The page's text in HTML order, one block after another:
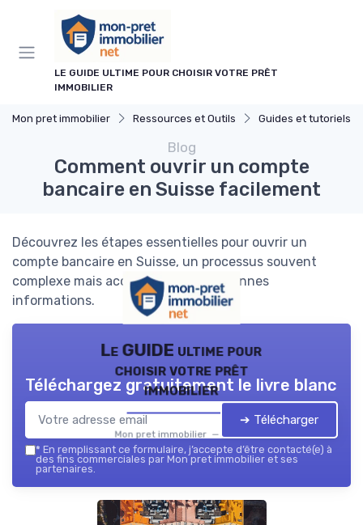
LE GUIDE ULTIME POUR CHOISIR VOTRE PRÊT
IMMOBILIER
Mon pret immobilier Ressources et Outils Guides et tutoriels
Blog
Comment ouvrir un compte
bancaire en Suisse facilement
Découvrez les étapes essentielles pour ouvrir un
compte bancaire en Suisse, un processus souvent
complexe mais accessible avec les bonnes
informations.
Le GUIDE ultime pour
choisir votre prêt
immobilier
Mon pret immobilier — 2026
Téléchargez gratuitement le livre blanc
➔ Télécharger
* En remplissant ce formulaire, j’accepte d’être contacté(e) à
des fins commerciales par Mon pret immobilier et ses
partenaires.